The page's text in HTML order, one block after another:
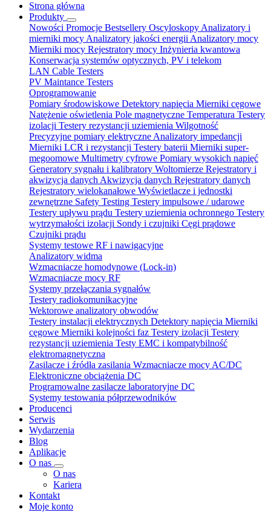
Strona główna
Produkty
Nowości Promocje Bestsellery Oscyloskopy Analizatory i
mierniki mocy Analizatory jakości energii Analizatory mocy
Mierniki mocy Rejestratory mocy Inżynieria kwantowa
Konserwacja systemów optycznych, PV i telekom
LAN Cable Testers
PV Maintance Testers
Oprogramowanie
Pomiary środowiskowe Detektory napięcia Mierniki cęgowe
Natężenie oświetlenia Pole magnetyczne Temperatura Testery
izolacji Testery rezystancji uziemienia Wilgotność
Precyzyjne pomiary elektryczne Analizatory impedancji
Mierniki LCR i rezystancji Testery baterii Mierniki super-
megoomowe Multimetry cyfrowe Pomiary wysokich napięć
Generatory sygnału i kalibratory Woltomierze Rejestratory i
akwizycja danych Akwizycja danych Rejestratory danych
Rejestratory wielokanałowe Wyświetlacze i jednostki
zewnętrzne Safety Testing Testery impulsowe / udarowe
Testery upływu prądu Testery uziemienia ochronnego Testery
wytrzymałości izolacji Sondy i czujniki Cęgi prądowe
Czujniki prądu
Systemy testowe RF i nawigacyjne
Analizatory widma
Wzmacniacze homodynowe (Lock‑in)
Wzmacniacze mocy RF
Systemy przełączania sygnałów
Testery radiokomunikacyjne
Wektorowe analizatory obwodów
Testery instalacji elektrycznych Detektory napięcia Mierniki
cęgowe Mierniki kolejności faz Testery izolacji Testery
rezystancji uziemienia Testy EMC i kompatybilność
elektromagnetyczna
Zasilacze i źródła zasilania Wzmacniacze mocy AC/DC
Elektroniczne obciążenia DC
Programowalne zasilacze laboratoryjne DC
Systemy testowania półprzewodników
Producenci
Serwis
Wydarzenia
Blog
Aplikacje
O nas
O nas
Kariera
Kontakt
Moje konto